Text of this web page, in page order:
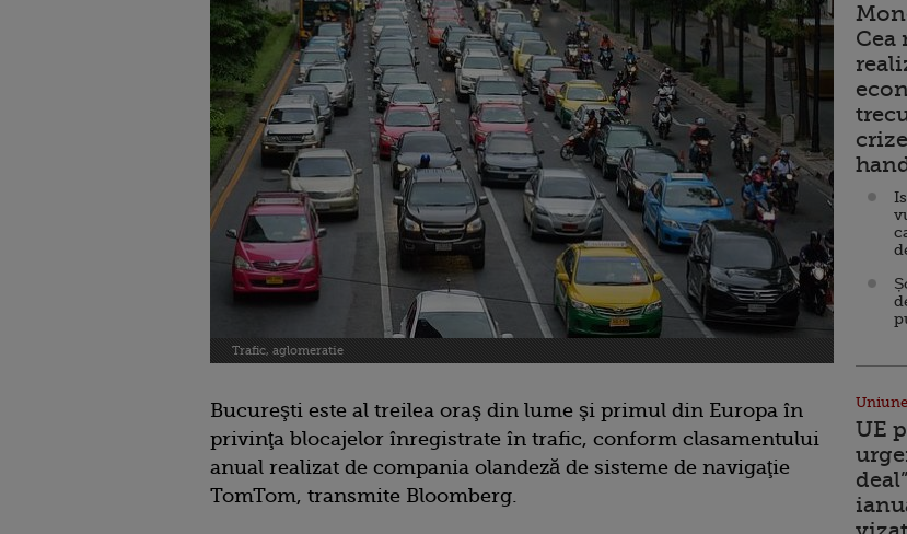
Trafic, aglomeratie
Bucureşti este al treilea oraş din lume şi primul din Europa în
privinţa blocajelor înregistrate în trafic, conform clasamentului
anual realizat de compania olandeză de sisteme de navigaţie
TomTom, transmite Bloomberg.
Cea
UE